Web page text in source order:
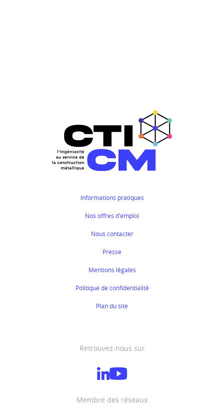
Informations pratiques
Nos offres d'emploi
Nous contacter
Presse
Mentions légales
Politique de confidentialité
Plan du site
Retrouvez-nous sur
Membre des réseaux